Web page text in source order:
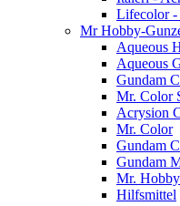
Lifecolor -
Mr Hobby-
Aqueous
Aqueous
Gundam
Mr. Color
Acrysion
Mr. Color
Gundam
Gundam
Mr.
Hilfsmittel